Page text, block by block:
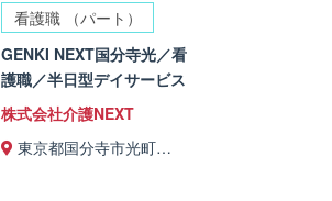
看護職 （パート）
GENKI NEXT国分寺光／看
護職／半日型デイサービス
株式会社介護NEXT
東京都国分寺市光町…